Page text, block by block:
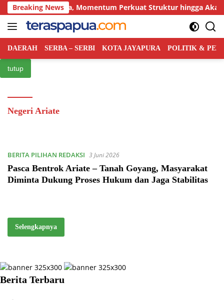
Langsung
ke
konten
Breaking News
PRI Papua, Momentum Perkuat Struktur hingga Akar
DAERAH SERBA – SERBI KOTA JAYAPURA POLITIK &
tutup
Negeri Ariate
BERITA PILIHAN REDAKSI 3 Juni 2026
Pasca Bentrok Ariate – Tanah Goyang, Masyarakat
Diminta Dukung Proses Hukum dan Jaga Stabilitas
Selengkapnya
Berita Terbaru